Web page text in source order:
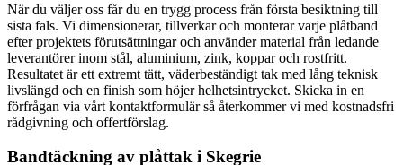
När du väljer oss får du en trygg process från första besiktning till
sista fals. Vi dimensionerar, tillverkar och monterar varje plåtband
efter projektets förutsättningar och använder material från ledande
leverantörer inom stål, aluminium, zink, koppar och rostfritt.
Resultatet är ett extremt tätt, väderbeständigt tak med lång teknisk
livslängd och en finish som höjer helhetsintrycket. Skicka in en
förfrågan via vårt kontaktformulär så återkommer vi med kostnadsfri
rådgivning och offertförslag.
Bandtäckning av plåttak i Skegrie